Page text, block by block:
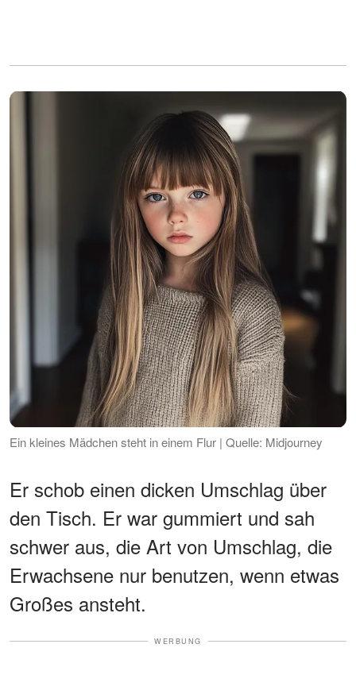
Ein kleines Mädchen steht in einem Flur | Quelle: Midjourney
Er schob einen dicken Umschlag über
den Tisch. Er war gummiert und sah
schwer aus, die Art von Umschlag, die
Erwachsene nur benutzen, wenn etwas
Großes ansteht.
WERBUNG